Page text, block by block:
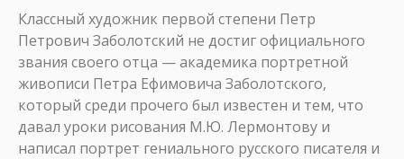
Классный художник первой степени Петр
Петрович Заболотский не достиг официального
звания своего отца — академика портретной
живописи Петра Ефимовича Заболотского,
который среди прочего был известен и тем, что
давал уроки рисования М.Ю. Лермонтову и
написал портрет гениального русского писателя и